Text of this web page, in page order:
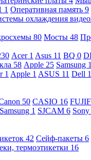
1 Оперативная память 9
охлаждения
80 Мосты 48
Acer 1 Asus 11 BQ 0
58 Apple 25 Samsung
1 Apple 1 ASUS 11 Dell 1
50 CASIO 16
Samsung 1 SJCAM 6 Sony
42 Сейф-пакеты 6
термоэтикетки 16